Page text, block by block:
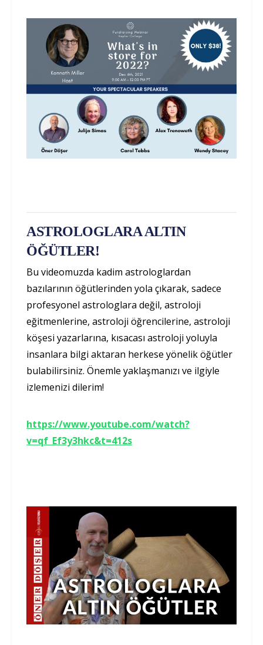
ASTROLOGLARA ALTIN
ÖĞÜTLER!
Bu videomuzda kadim astrologlardan
bazılarının öğütlerinden yola çıkarak, sadece
profesyonel astrologlara değil, astroloji
eğitmenlerine, astroloji öğrencilerine, astroloji
köşesi yazarlarına, kısacası astroloji yoluyla
insanlara bilgi aktaran herkese yönelik öğütler
bulabilirsiniz. Önemle yaklaşmanızı ve ilgiyle
izlemenizi dilerim!
https://www.youtube.com/watch?
v=qf_Ef3y3hkc&t=412s